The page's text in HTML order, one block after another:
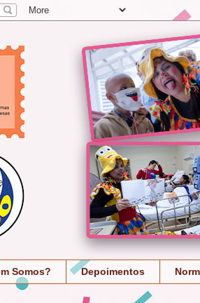
Somos? Depoimentos